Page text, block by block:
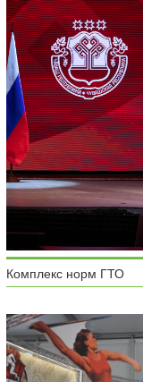
Комплекс норм ГТО